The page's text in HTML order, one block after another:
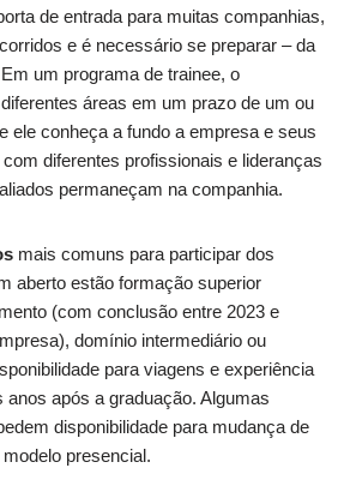
de entrada para muitas companhias,
e é necessário se preparar – da
um programa de trainee, o
áreas em um prazo de um ou
ele conheça a fundo a empresa e seus
diferentes profissionais e lideranças
permaneçam na companhia.
mais comuns para participar dos
aberto estão formação superior
(com conclusão entre 2023 e
domínio intermediário ou
para viagens e experiência
anos após a graduação. Algumas
disponibilidade para mudança de
presencial.